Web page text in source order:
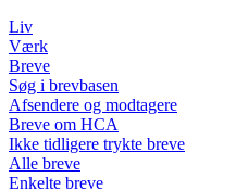
Liv
Værk
Breve
Søg i brevbasen
Afsendere og modtagere
Breve om HCA
Ikke tidligere trykte breve
Alle breve
Enkelte breve